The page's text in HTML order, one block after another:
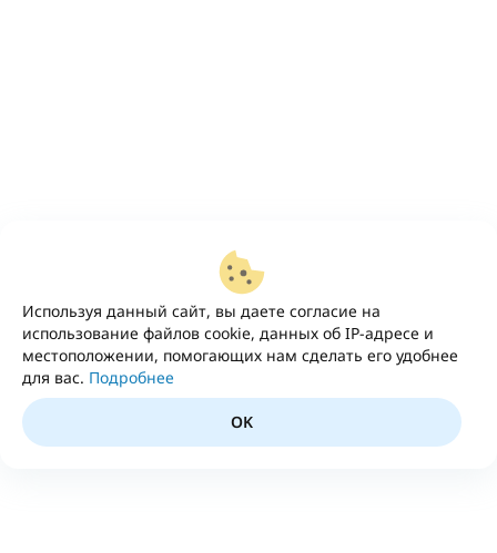
Используя данный сайт, вы даете согласие на
использование файлов cookie, данных об IP-адресе и
местоположении, помогающих нам сделать его удобнее
для вас. Подробнее
OK